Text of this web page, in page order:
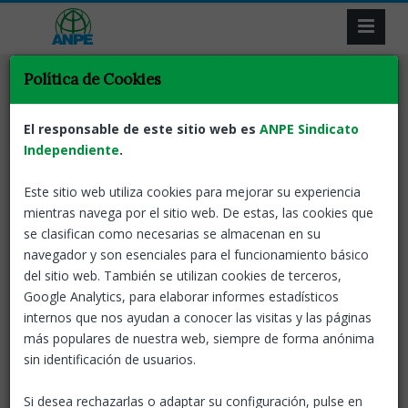
Selecciona la categoría de tu interés
Concurs de trasllats
El Concurs de trasllats és el procediment pel qual un
funcionari de carrera arriba a obtenir una destinació definitiva
(""plaça en propietat"") o pot canviar d'una destinació
definitiva a un altre.
La norma preveu que cada dos anys se celebrin Concursos
d'àmbit estatal, en els quals es pot passar d'una comunitat a
realitzar concursos d'àmbit autonòmic.
Política de Cookies
El responsable de este sitio web es ANPE Sindicato
Independiente.
Este sitio web utiliza cookies para mejorar su experiencia
mientras navega por el sitio web. De estas, las cookies que
se clasifican como necesarias se almacenan en su
navegador y son esenciales para el funcionamiento básico
del sitio web. También se utilizan cookies de terceros,
Google Analytics, para elaborar informes estadísticos
internos que nos ayudan a conocer las visitas y las páginas
más populares de nuestra web, siempre de forma anónima
sin identificación de usuarios.
Si desea rechazarlas o adaptar su configuración, pulse en